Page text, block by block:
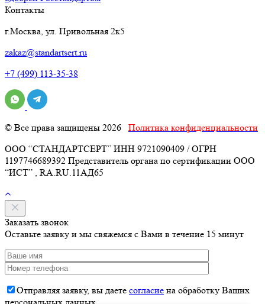
Контакты
г.Москва, ул. Привольная 2к5
zakaz@standartsert.ru
+7 (499) 113-35-38
© Все права защищены 2026 Политика конфиденциальности
ООО “СТАНДАРТСЕРТ” ИНН 9721090409 / ОГРН
1197746689392 Представитель органа по сертификации ООО
“ИСТ” , RA.RU.11АД65
Заказать звонок
Оставьте заявку и мы свяжемся с Вами в течение 15 минут
Отправляя заявку, вы даете согласие на обработку Ваших